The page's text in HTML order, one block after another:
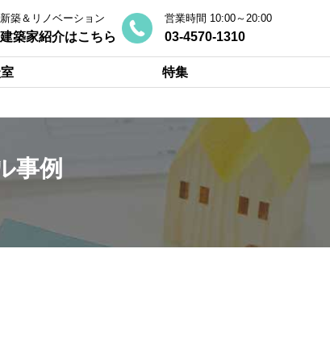
新築＆リノベーション
建築家紹介はこちら
営業時間 10:00～20:00
03-4570-1310
特集
事例